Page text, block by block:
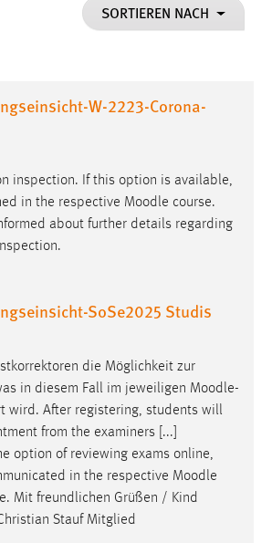
SORTIEREN NACH
W-2223-Corona-
inspection. If this option is available,
in the respective Moodle course.
about further details regarding
SoSe2025 Studis
die Möglichkeit zur
in diesem Fall im jeweiligen Moodle-
wird. After registering, students will
from the examiners [...]
option of reviewing exams online,
in the respective Moodle
Mit freundlichen Grüßen / Kind
Stauf Mitglied
speichert die ausgewählten Einverständnis-
Seitenauslieferung wird in diesem Cookie
die gewählte Sprache der Website.